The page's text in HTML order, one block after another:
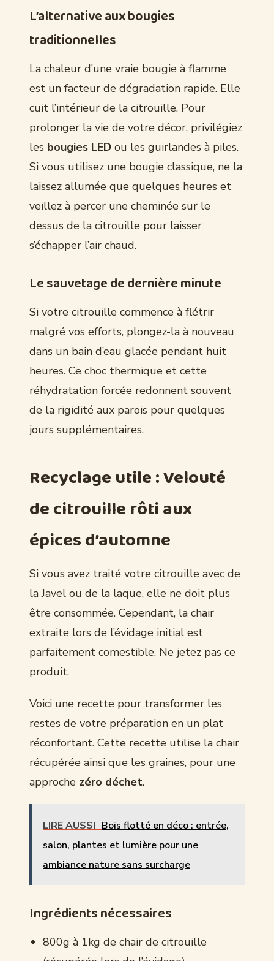
L’alternative aux bougies
traditionnelles
La chaleur d’une vraie bougie à flamme
est un facteur de dégradation rapide. Elle
cuit l’intérieur de la citrouille. Pour
prolonger la vie de votre décor, privilégiez
les bougies LED ou les guirlandes à piles.
Si vous utilisez une bougie classique, ne la
laissez allumée que quelques heures et
veillez à percer une cheminée sur le
dessus de la citrouille pour laisser
s’échapper l’air chaud.
Le sauvetage de dernière minute
Si votre citrouille commence à flétrir
malgré vos efforts, plongez-la à nouveau
dans un bain d’eau glacée pendant huit
heures. Ce choc thermique et cette
réhydratation forcée redonnent souvent
de la rigidité aux parois pour quelques
jours supplémentaires.
Recyclage utile : Velouté
de citrouille rôti aux
épices d’automne
Si vous avez traité votre citrouille avec de
la Javel ou de la laque, elle ne doit plus
être consommée. Cependant, la chair
extraite lors de l’évidage initial est
parfaitement comestible. Ne jetez pas ce
produit.
Voici une recette pour transformer les
restes de votre préparation en un plat
réconfortant. Cette recette utilise la chair
récupérée ainsi que les graines, pour une
approche zéro déchet.
LIRE AUSSI Bois flotté en déco : entrée,
salon, plantes et lumière pour une
ambiance nature sans surcharge
Ingrédients nécessaires
800g à 1kg de chair de citrouille